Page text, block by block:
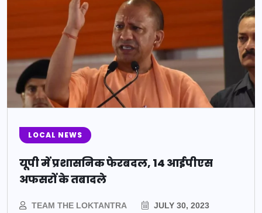
LOCAL NEWS
यूपी में प्रशासनिक फेरबदल, 14 आईपीएस
अफसरों के तबादले
TEAM THE LOKTANTRA JULY 30, 2023